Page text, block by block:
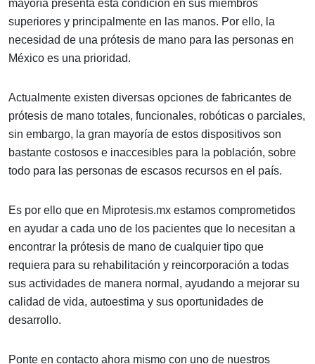
mayoría presenta esta condición en sus miembros
superiores y principalmente en las manos. Por ello, la
necesidad de una prótesis de mano para las personas en
México es una prioridad.
Actualmente existen diversas opciones de fabricantes de
prótesis de mano totales, funcionales, robóticas o parciales,
sin embargo, la gran mayoría de estos dispositivos son
bastante costosos e inaccesibles para la población, sobre
todo para las personas de escasos recursos en el país.
Es por ello que en Miprotesis.mx estamos comprometidos
en ayudar a cada uno de los pacientes que lo necesitan a
encontrar la prótesis de mano de cualquier tipo que
requiera para su rehabilitación y reincorporación a todas
sus actividades de manera normal, ayudando a mejorar su
calidad de vida, autoestima y sus oportunidades de
desarrollo.
Ponte en contacto ahora mismo con uno de nuestros